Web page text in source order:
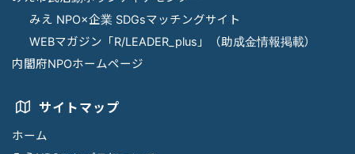
みえ NPO×企業 SDGsマッチングサイト
WEBマガジン「R/LEADER_plus」（助成金情報掲載）
内閣府NPOホームページ
サイトマップ
ホーム